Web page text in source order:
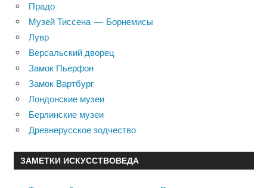
Прадо
Музей Тиссена — Борнемисы
Лувр
Версальский дворец
Замок Пьерфон
Замок Вартбург
Лондонские музеи
Берлинские музеи
Древнерусское зодчество
ЗАМЕТКИ ИСКУССТВОВЕДА